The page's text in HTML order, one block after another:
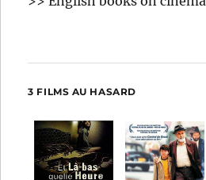
3 FILMS AU HASARD